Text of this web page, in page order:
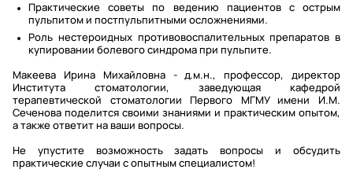
Практические советы по ведению пациентов с острым
пульпитом и постпульпитными осложнениями.
Роль нестероидных противовоспалительных препаратов в
купировании болевого синдрома при пульпите.
Макеева Ирина Михайловна - д.м.н., профессор, директор
Института стоматологии, заведующая кафедрой
терапевтической стоматологии Первого МГМУ имени И.М.
Сеченова поделится своими знаниями и практическим опытом,
а также ответит на ваши вопросы.
Не упустите возможность задать вопросы и обсудить
практические случаи с опытным специалистом!